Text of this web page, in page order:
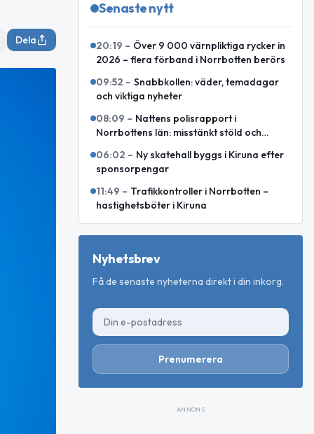
Dela
Senaste nytt
20:19 – Över 9 000 värnpliktiga rycker in
2026 – flera förband i Norrbotten berörs
09:52 – Snabbkollen: väder, temadagar
och viktiga nyheter
08:09 – Nattens polisrapport i
Norrbottens län: misstänkt stöld och
06:02 – Ny skatehall byggs i Kiruna efter
sponsorpengar
11:49 – Trafikkontroller i Norrbotten –
hastighetsböter i Kiruna
Nyhetsbrev
Få de senaste nyheterna direkt i din inkorg.
Prenumerera
ANNONS